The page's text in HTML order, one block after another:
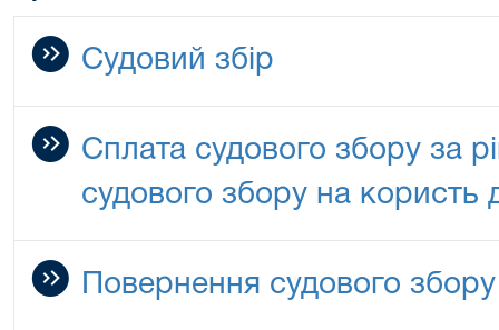
Судовий збір
Сплата судового збору за
судового збору на користь
Повернення судового збору